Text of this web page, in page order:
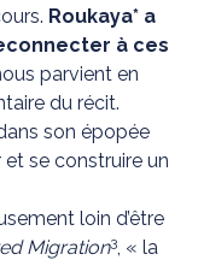
Roukaya* a
à ces
parvient en
du récit.
son épopée
se construire un
loin d’être
Migration3, « la